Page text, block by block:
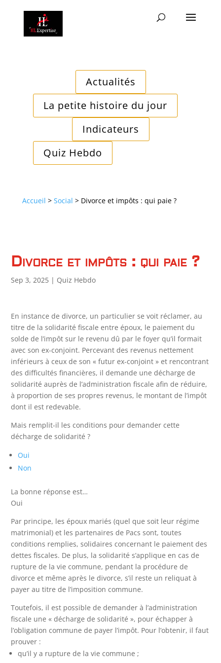
Actualités
La petite histoire du jour
Indicateurs
Quiz Hebdo
Accueil > Social > Divorce et impôts : qui paie ?
Divorce et impôts : qui paie ?
Sep 3, 2025 | Quiz Hebdo
En instance de divorce, un particulier se voit réclamer, au
titre de la solidarité fiscale entre époux, le paiement du
solde de l’impôt sur le revenu dû par le foyer qu’il formait
avec son ex-conjoint. Percevant des revenus nettement
inférieurs à ceux de son « futur ex-conjoint » et rencontrant
des difficultés financières, il demande une décharge de
solidarité auprès de l’administration fiscale afin de réduire,
à proportion de ses propres revenus, le montant de l’impôt
dont il est redevable.
Mais remplit-il les conditions pour demander cette
décharge de solidarité ?
Oui
Non
La bonne réponse est…
Oui
Par principe, les époux mariés (quel que soit leur régime
matrimonial) et les partenaires de Pacs sont, toutes
conditions remplies, solidaires concernant le paiement des
dettes fiscales. De plus, la solidarité s’applique en cas de
rupture de la vie commune, pendant la procédure de
divorce et même après le divorce, s’il reste un reliquat à
payer au titre de l’imposition commune.
Toutefois, il est possible de demander à l’administration
fiscale une « décharge de solidarité », pour échapper à
l’obligation commune de payer l’impôt. Pour l’obtenir, il faut
prouver :
qu’il y a rupture de la vie commune ;